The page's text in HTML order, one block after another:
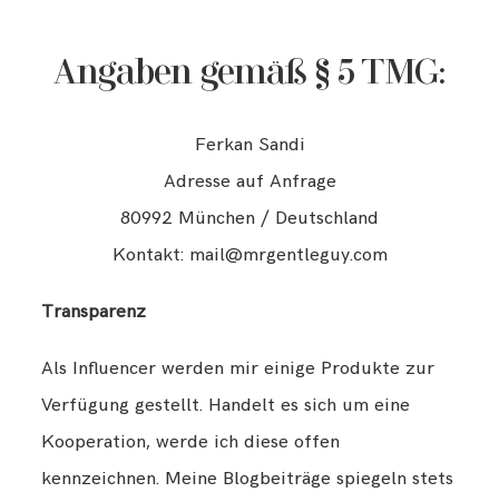
FASHION
ABOUT
IMPRESSUM
Travel
Impressum
Angaben gemäß § 5 TMG:
Ferkan Sandi
Adresse auf Anfrage
80992 München / Deutschland
Kontakt: mail@mrgentleguy.com
Transparenz
Als Influencer werden mir einige Produkte zur
Verfügung gestellt. Handelt es sich um eine
Kooperation, werde ich diese offen
kennzeichnen. Meine Blogbeiträge spiegeln stets